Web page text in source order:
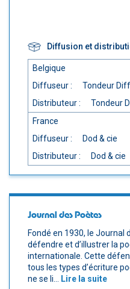
Diffusion et
Belgique
Diffuseur :
Tondeur
Distributeur :
Tondeur
France
Diffuseur :
Dod & cie
Distributeur :
Dod & cie
Journal des Poètes
Fondé en 1930, le Journal
défendre et d’illustrer la
internationale. Cette
tous les types d’écriture
ne se li...
Lire la suite